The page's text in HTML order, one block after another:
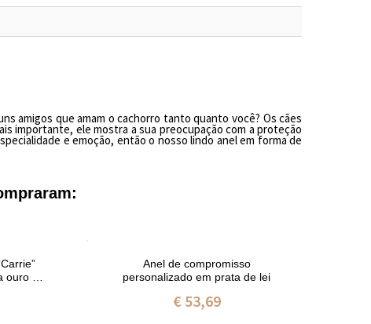
amigos que amam o cachorro tanto quanto você? Os cães
importante, elemostra asua preocupação com a proteção
e emoção, então o nosso lindo anel em forma de
de
Anel de compromisso
personalizado em prata de lei
€ 53,69